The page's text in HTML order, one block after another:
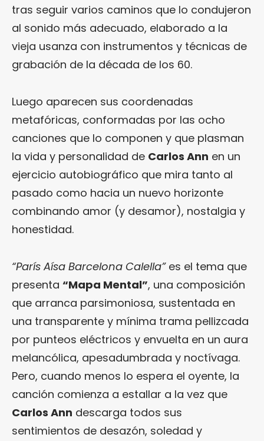
tras seguir varios caminos que lo condujeron
al sonido más adecuado, elaborado a la
vieja usanza con instrumentos y técnicas de
grabación de la década de los 60.
Luego aparecen sus coordenadas
metafóricas, conformadas por las ocho
canciones que lo componen y que plasman
la vida y personalidad de Carlos Ann en un
ejercicio autobiográfico que mira tanto al
pasado como hacia un nuevo horizonte
combinando amor (y desamor), nostalgia y
honestidad.
“París Aísa Barcelona Calella”es el tema que
presenta “Mapa Mental”, una composición
que arranca parsimoniosa, sustentada en
una transparente y mínima trama pellizcada
por punteos eléctricos y envuelta en un aura
melancólica, apesadumbrada y noctívaga.
Pero, cuando menos lo espera el oyente, la
canción comienza a estallar a la vez que
Carlos Ann descarga todos sus
sentimientos de desazón, soledad y